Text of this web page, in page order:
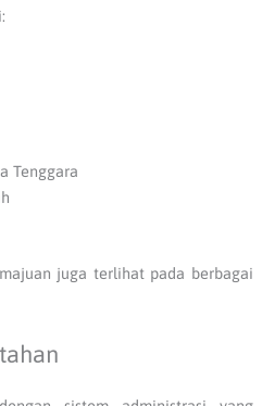
Tenggara
juga terlihat pada berbagai